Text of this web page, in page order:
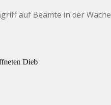
auf Beamte in der Wache